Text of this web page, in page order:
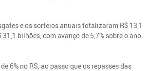
e os sorteios anuais totalizaram R$ 13,1
bilhões, com avanço de 5,7% sobre o ano
6% no RS, ao passo que os repasses das